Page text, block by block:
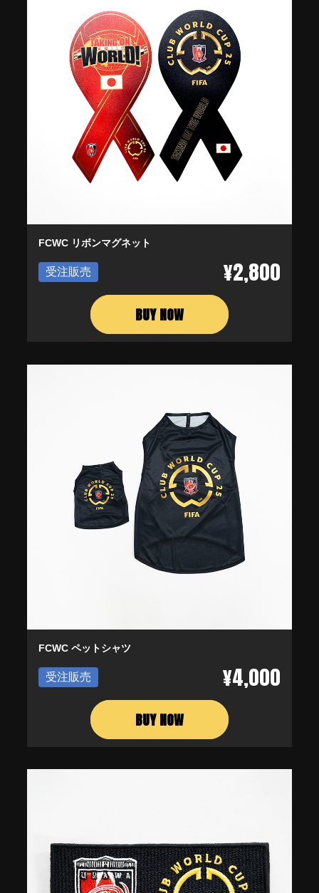
FCWC リボンマグネット
受注販売 ¥2,800
BUY NOW
FCWC ペットシャツ
受注販売 ¥4,000
BUY NOW